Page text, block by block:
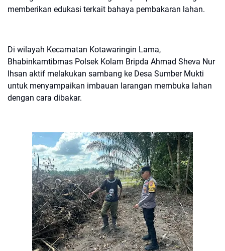
memberikan edukasi terkait bahaya pembakaran lahan.
Di wilayah Kecamatan Kotawaringin Lama,
Bhabinkamtibmas Polsek Kolam Bripda Ahmad Sheva Nur
Ihsan aktif melakukan sambang ke Desa Sumber Mukti
untuk menyampaikan imbauan larangan membuka lahan
dengan cara dibakar.